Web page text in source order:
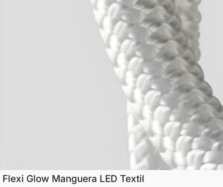
Flexi Glow Manguera LED Textil